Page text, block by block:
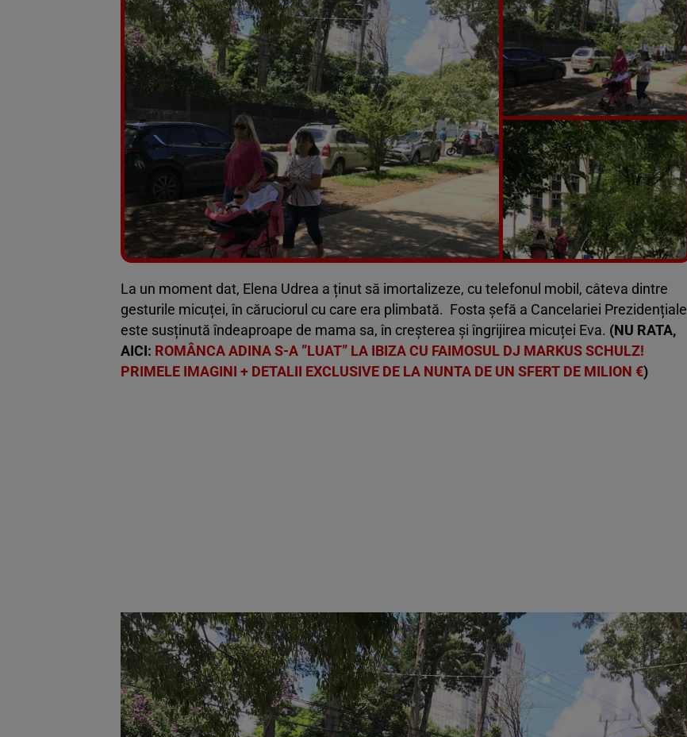
Vezi galeria foto
7 poze
La un moment dat, Elena Udrea a ținut să imortalizeze, cu telefonul mobil, câteva dintre
gesturile micuței, în căruciorul cu care era plimbată. Fosta șefă a Cancelariei Prezidențiale
este susținută îndeaproape de mama sa, în creșterea și îngrijirea micuței Eva. (NU RATA,
AICI: ROMÂNCA ADINA S-A ”LUAT” LA IBIZA CU FAIMOSUL DJ MARKUS SCHULZ!
PRIMELE IMAGINI + DETALII EXCLUSIVE DE LA NUNTA DE UN SFERT DE MILION €)